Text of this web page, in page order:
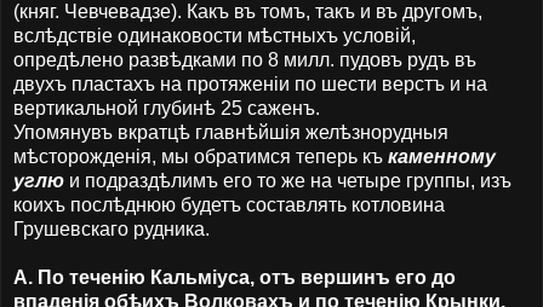
(княг. Чевчевадзе). Какъ въ томъ, такъ и въ другомъ,
вслѣдствіе одинаковости мѣстныхъ условій,
опредѣлено развѣдками по 8 милл. пудовъ рудъ въ
двухъ пластахъ на протяженіи по шести верстъ и на
вертикальной глубинѣ 25 саженъ.
Упомянувъ вкратцѣ главнѣйшія желѣзнорудныя
мѣсторожденія, мы обратимся теперь къ каменному
углю и подраздѣлимъ его то же на четыре группы, изъ
коихъ послѣднюю будетъ составлять котловина
Грушевскаго рудника.
А. По теченію Кальміуса, отъ вершинъ его до
впаденія обѣихъ Волковахъ и по теченію Крынки,